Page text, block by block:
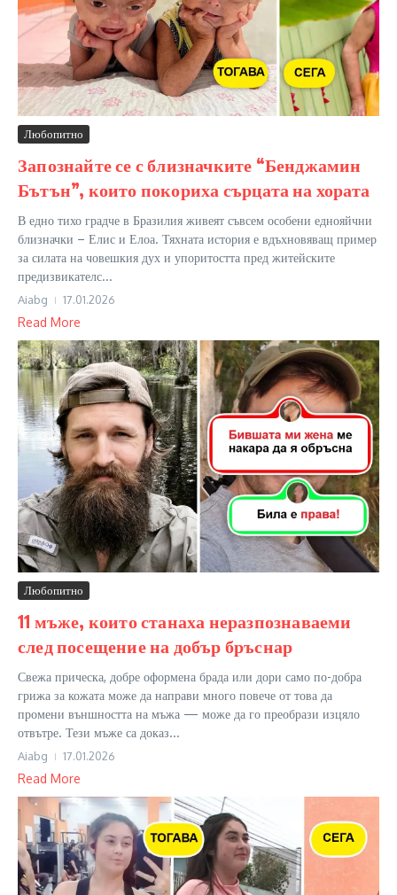
Любопитно
Запознайте се с близначките “Бенджамин
Бътън”, които покориха сърцата на хората
В едно тихо градче в Бразилия живеят съвсем особени еднояйчни
близначки – Елис и Елоа. Тяхната история е вдъхновяващ пример
за силата на човешкия дух и упоритостта пред житейските
предизвикателс...
Aiabg 17.01.2026
Read More
Любопитно
11 мъже, които станаха неразпознаваеми
след посещение на добър бръснар
Свежа прическа, добре оформена брада или дори само по-добра
грижа за кожата може да направи много повече от това да
промени външността на мъжа — може да го преобрази изцяло
отвътре. Тези мъже са доказ...
Aiabg 17.01.2026
Read More